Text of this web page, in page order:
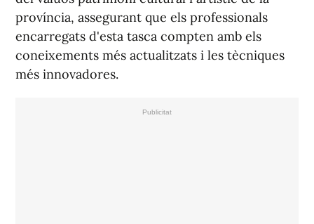
província, assegurant que els professionals
encarregats d'esta tasca compten amb els
coneixements més actualitzats i les tècniques
més innovadores.